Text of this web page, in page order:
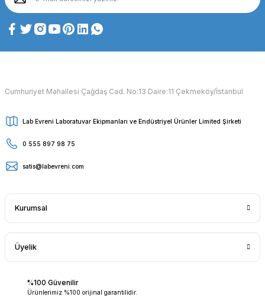
Cumhuriyet Mahallesi Çağdaş Cad. No:13 Daire:11 Çekmeköy/İstanbul
Lab Evreni Laboratuvar Ekipmanları ve Endüstriyel Ürünler Limited Şirketi
0 555 897 98 75
satis@labevreni.com
Kurumsal
Üyelik
%100 Güvenilir
Ürünlerimiz %100 orijinal garantilidir.